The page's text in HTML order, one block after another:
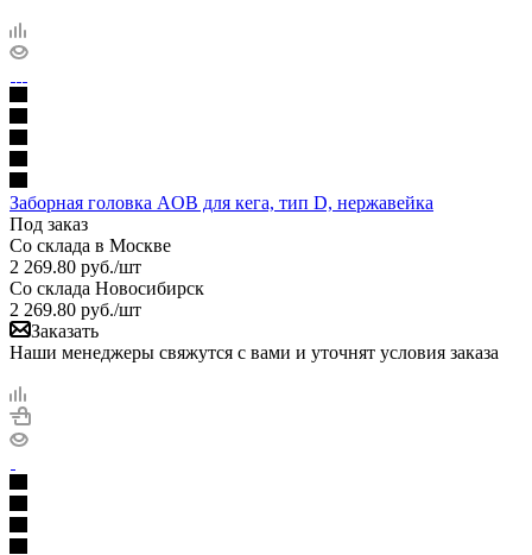
Заборная головка AOB для кега, тип D, нержавейка
Под заказ
Со склада в Москве
2 269.80 руб./шт
Со склада Новосибирск
2 269.80 руб./шт
Заказать
Наши менеджеры свяжутся с вами и уточнят условия заказа